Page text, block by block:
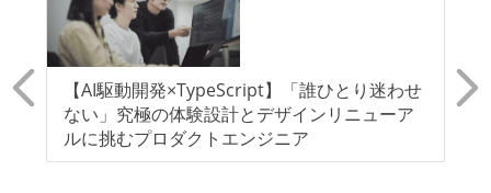
待遇・福利厚生
イベントへの業務参加やチケット負担など、会社とし
て、大規模カンファレンスへの参加を支援する制度が
ある
入社時には、各自希望のスペックの PC やディスプレ
【AI駆動開発×TypeScript】「誰ひとり迷わせ
ない」究極の体験設計とデザインリニューア
ルに挑むプロダクトエンジニア